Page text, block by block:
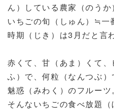
ん）している農家（のうか
いちごの旬（しゅん） ≒一
時期（じき）は3 月だと言
赤くて、甘（あま）くて、
ふ）で、何粒（なんつぶ）
魅惑（みわく）のフルーツ
そんないちごの食べ放題（